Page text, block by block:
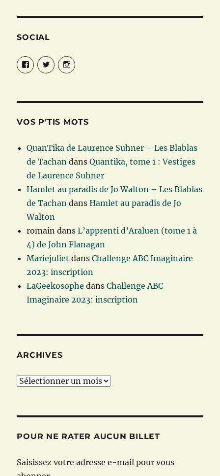
SOCIAL
FacebookTwitterInstagram
VOS P’TIS MOTS
QuanTika de Laurence Suhner – Les Blablas
de Tachan dansQuantika, tome 1 : Vestiges
de Laurence Suhner
Hamlet au paradis de Jo Walton – Les Blablas
de Tachan dansHamlet au paradis de Jo
Walton
romain dansL’apprenti d’Araluen (tome 1 à
4) de John Flanagan
Mariejuliet dansChallenge ABC Imaginaire
2023: inscription
LaGeekosophe dansChallenge ABC
Imaginaire 2023: inscription
ARCHIVES
Archives
POUR NE RATER AUCUN BILLET
Saisissez votre adresse e-mail pour vous